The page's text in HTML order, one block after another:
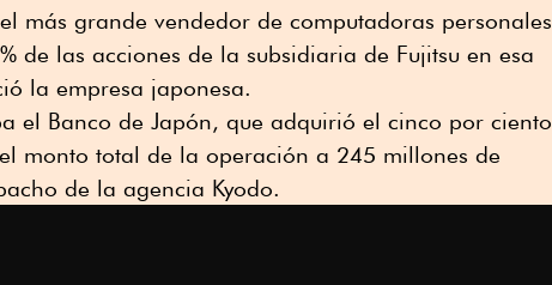
más grande vendedor de computadoras personales
de las acciones de la subsidiaria de Fujitsu en esa
la empresa japonesa.
el Banco de Japón, que adquirió el cinco por ciento
monto total de la operación a 245 millones de
de la agencia Kyodo.